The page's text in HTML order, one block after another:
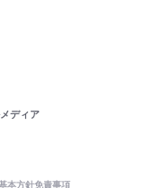
ディア
本方針免責事項